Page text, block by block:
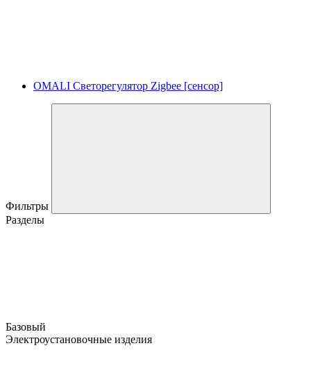
OMALI Светорегулятор Zigbee [сенсор]
Фильтры
Разделы
Базовый
Электроустановочные изделия